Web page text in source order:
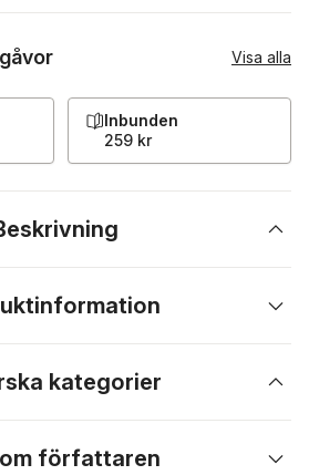
Visa alla
Inbunden
259 kr
kategorier
författaren